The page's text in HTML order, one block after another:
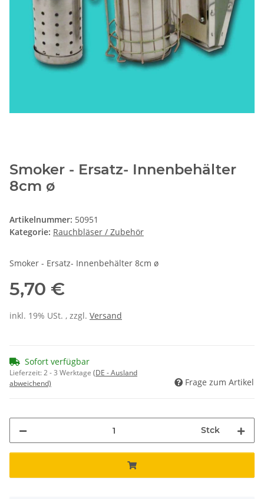
Smoker - Ersatz- Innenbehälter
8cm ø
Artikelnummer: 50951
Kategorie: Rauchbläser / Zubehör
Smoker - Ersatz- Innenbehälter 8cm ø
5,70 €
inkl. 19% USt. , zzgl. Versand
Sofort verfügbar
Lieferzeit:2 - 3 Werktage (DE - Ausland
abweichend)
Frage zum Artikel
Stck